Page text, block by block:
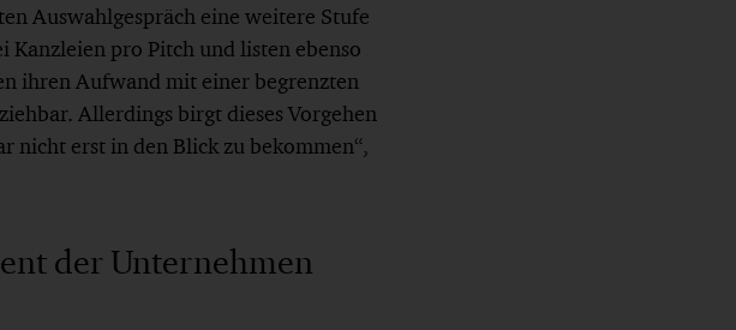
Auswahlgespräch eine weitere Stufe
pro Pitch und listen ebenso
ihren Aufwand mit einer begrenzten
Allerdings birgt dieses Vorgehen
nicht erst in den Blick zu bekommen“,
der Unternehmen